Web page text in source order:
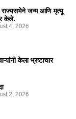
राज्यसभेने जन्म आणि मृत्यू
केले.
4, 2026
केला भ्रष्टाचार
2, 2026